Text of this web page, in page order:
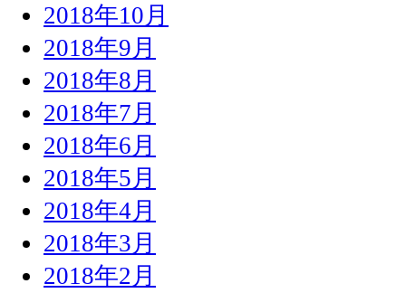
2018年10月
2018年9月
2018年8月
2018年7月
2018年6月
2018年5月
2018年4月
2018年3月
2018年2月